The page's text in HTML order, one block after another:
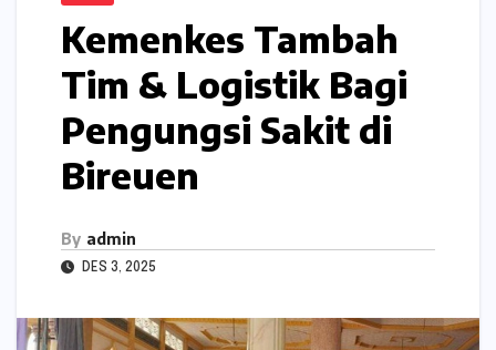
Kemenkes Tambah
Tim & Logistik Bagi
Pengungsi Sakit di
Bireuen
By admin
DES 3, 2025